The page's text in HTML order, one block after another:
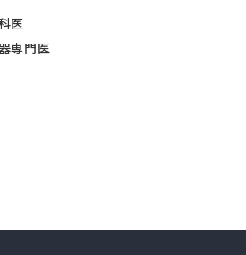
医
専門医